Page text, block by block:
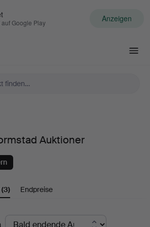
Google Play Anzeigen
Auktioner
(3) Endpreise